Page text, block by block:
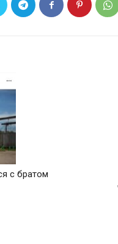
с братом